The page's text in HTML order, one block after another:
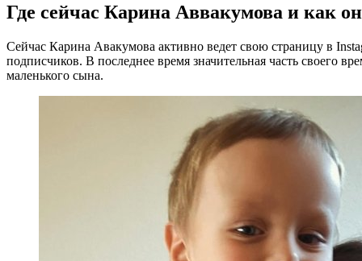
Где сейчас Карина Аввакумова и как
Сейчас Карина Авакумова активно ведет свою страницу в
подписчиков. В последнее время значительная часть своего
маленького сына.